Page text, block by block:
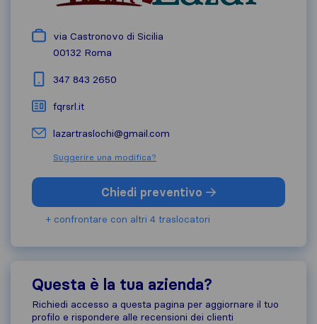
via Castronovo di Sicilia
00132 Roma
347 843 2650
fqrsrl.it
lazartraslochi@gmail.com
Suggerire una modifica?
Chiedi preventivo
+ confrontare con altri 4 traslocatori
Questa è la tua azienda?
Richiedi accesso a questa pagina per aggiornare il tuo
profilo e rispondere alle recensioni dei clienti